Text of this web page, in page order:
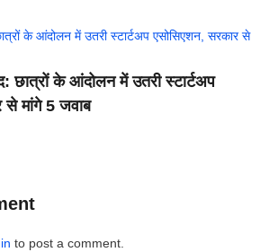
छात्रों के आंदोलन में उतरी स्टार्टअप
से मांगे 5 जवाब
to post a comment.